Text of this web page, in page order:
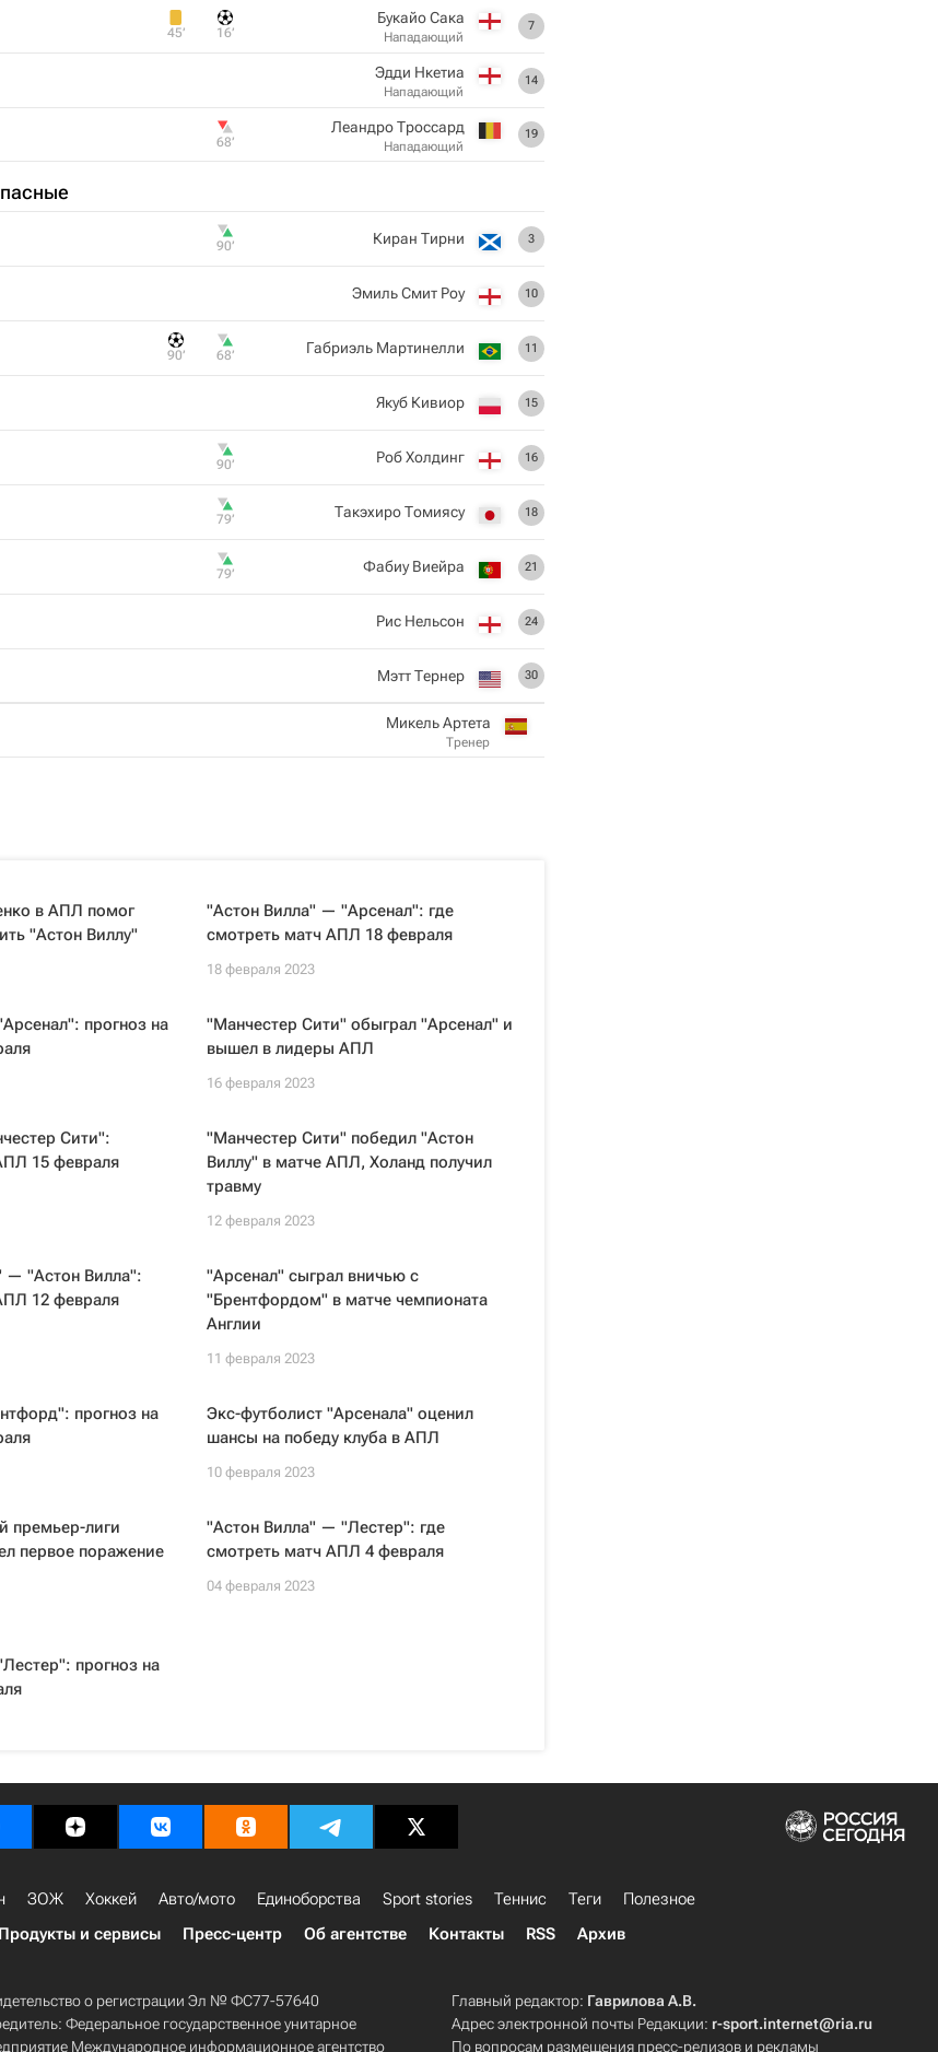
7
Букайо Сака
Нападающий
16‎’‎
45‎’‎
14
Эдди Нкетиа
Нападающий
19
Леандро Троссард
Нападающий
68‎’‎
3
Киран Тирни
90‎’‎
10
Эмиль Смит Роу
11
Габриэль Мартинелли
68‎’‎
90‎’‎
15
Якуб Кивиор
16
Роб Холдинг
90‎’‎
18
Такэхиро Томиясу
79‎’‎
21
Фабиу Виейра
79‎’‎
24
Рис Нельсон
30
Мэтт Тернер
Микель Артета
Тренер
в АПЛ помог
"Астон Виллу"
"Астон Вилла" — "Арсенал": где
смотреть матч АПЛ 18 февраля
18 февраля 2023
прогноз на
"Манчестер Сити" обыграл "Арсенал" и
вышел в лидеры АПЛ
16 февраля 2023
Сити":
15 февраля
"Манчестер Сити" победил "Астон
Виллу" в матче АПЛ, Холанд получил
травму
12 февраля 2023
— "Астон Вилла":
12 февраля
"Арсенал" сыграл вничью с
"Брентфордом" в матче чемпионата
Англии
11 февраля 2023
прогноз на
Экс-футболист "Арсенала" оценил
шансы на победу клуба в АПЛ
10 февраля 2023
премьер-лиги
первое поражение
"Астон Вилла" — "Лестер": где
смотреть матч АПЛ 4 февраля
04 февраля 2023
прогноз на
ЗОЖ Хоккей Авто/мото Единоборства Sport stories Теннис Теги
Полезное
Продукты и сервисы Пресс-центр Об агентстве Контакты RSS Архив
о регистрации Эл № ФС77-57640
Федеральное государственное унитарное
Международное информационное агентство
Главный редактор: Гаврилова А.В.
Адрес электронной почты Редакции: r-sport.internet@ria.ru
По вопросам размещения пресс-релизов и рекламы